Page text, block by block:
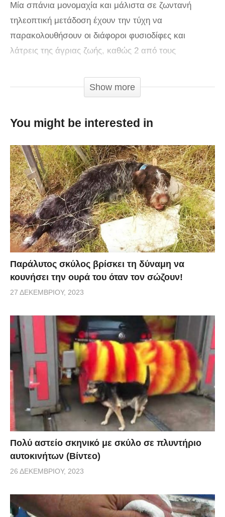
Mία σπάνια μονομαχία και μάλιστα σε ζωντανή
τηλεοπτική μετάδοση έχουν την τύχη να
παρακολουθήσουν οι διάφοροι φυσιοδίφες και
λάτρεις της άγριας ζωής, καθώς 2 από τους
για την κυριαρχία σε ποτάμι της ινδικής ενδοχώρας.
Ο λόγος για την τίγρη της Βεγγάλης και την ινδική
φανατικούς ανάλογων σπάνιων θεάσεων. Η
διάρκεια από τον κινηματογραφικό φακό των
υπαλλήλων του πάρκου άγριας ζωής Tadoba National
Park της Ινδίας, ενώ εκτυλίχθηκε σε θρίλερ καθώς
κανένας μονομάχος δεν παρέδωσε εύκολα τα όπλα
του.
[dailymail]
Show more
You might be interested in
Παράλυτος σκύλος βρίσκει τη δύναμη να
κουνήσει την ουρά του όταν τον σώζουν!
27 ΔΕΚΕΜΒΡΊΟΥ, 2023
Πολύ αστείο σκηνικό με σκύλο σε πλυντήριο
αυτοκινήτων (Βίντεο)
26 ΔΕΚΕΜΒΡΊΟΥ, 2023